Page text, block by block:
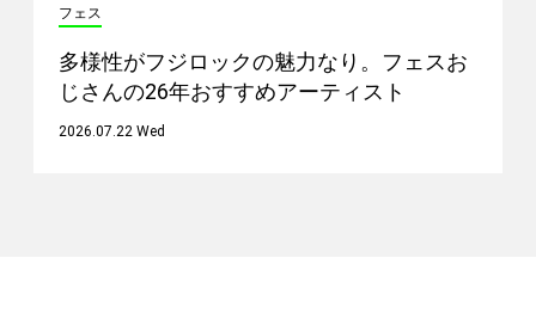
フェス
多様性がフジロックの魅力なり。フェスお
じさんの26年おすすめアーティスト
2026.07.22 Wed